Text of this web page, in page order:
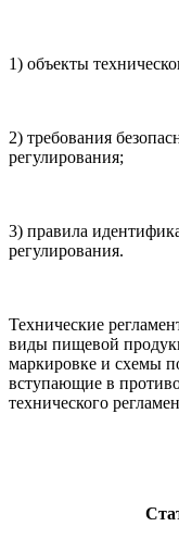
1) объекты
2) требования
регулирования;
3) правила
регулирования.
Технические
виды пищевой
маркировке и схемы
вступающие в
технического